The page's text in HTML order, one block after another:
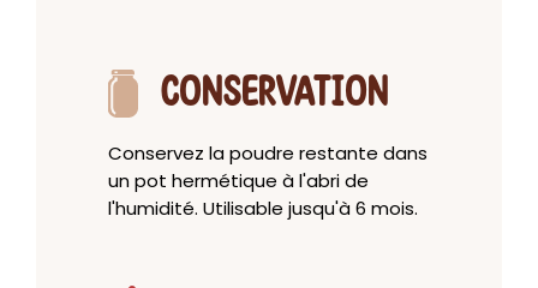
CONSERVATION
Conservez la poudre restante dans
un pot hermétique à l'abri de
l'humidité. Utilisable jusqu'à 6 mois.